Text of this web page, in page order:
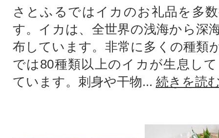
さとふるではイカのお礼品を多
す。イカは、全世界の浅海から深
布しています。非常に多くの種類
では80種類以上のイカが生息し
ています。刺身や干物... 続きを読